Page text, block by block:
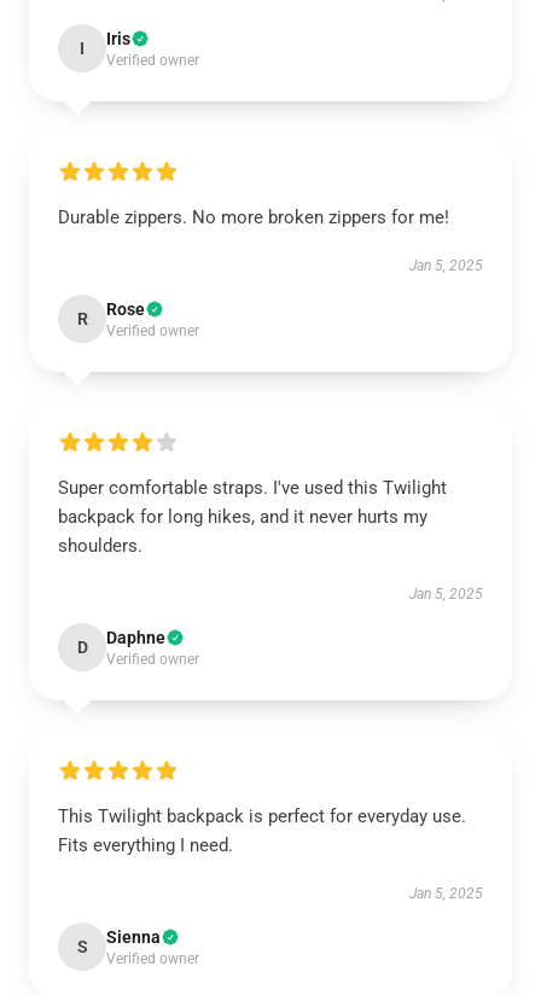
I Iris
Verified owner
Durable zippers. No more broken zippers for me!
Jan 5, 2025
R Rose
Verified owner
Super comfortable straps. I've used this Twilight
backpack for long hikes, and it never hurts my
shoulders.
Jan 5, 2025
D Daphne
Verified owner
This Twilight backpack is perfect for everyday use.
Fits everything I need.
Jan 5, 2025
S Sienna
Verified owner